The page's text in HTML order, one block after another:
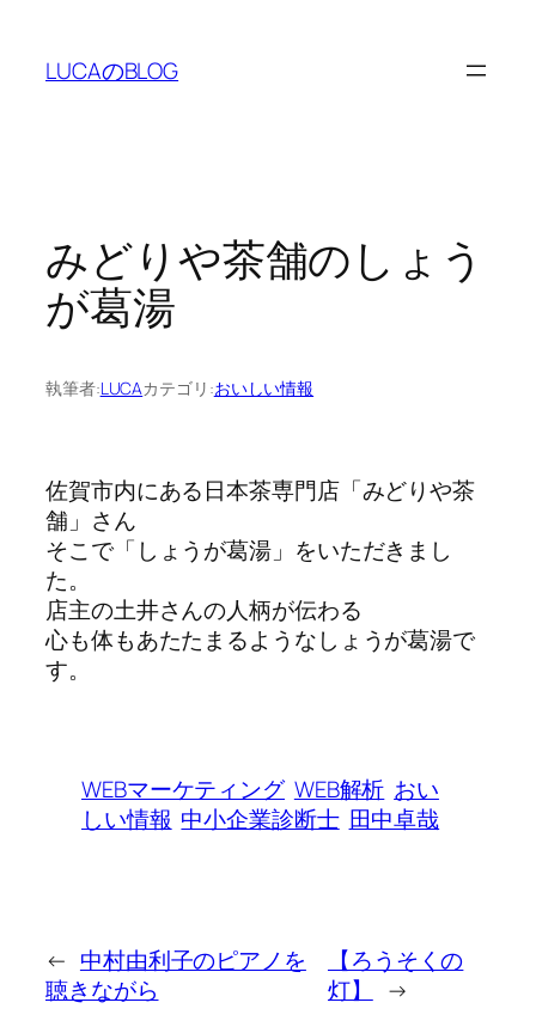
LUCAのBLOG
みどりや茶舗のしょう
が葛湯
執筆者:LUCAカテゴリ:おいしい情報
佐賀市内にある日本茶専門店「みどりや茶
舗」さん
そこで「しょうが葛湯」をいただきまし
た。
店主の土井さんの人柄が伝わる
心も体もあたたまるようなしょうが葛湯で
す。
WEBマーケティング WEB解析 おい
しい情報 中小企業診断士 田中卓哉
← 中村由利子のピアノを
聴きながら
【ろうそくの
灯】
→